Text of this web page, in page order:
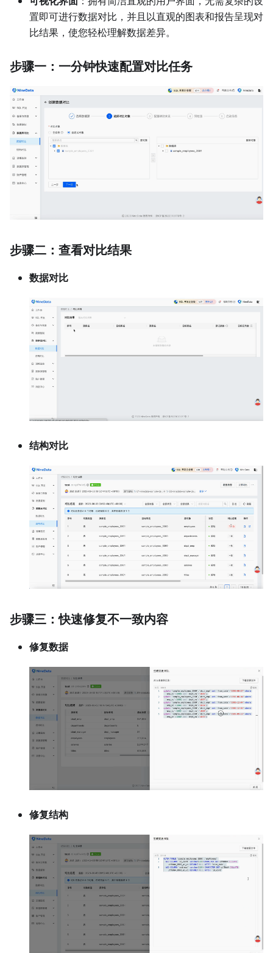
置即可进行数据对比，并且以直观的图表和报告呈现对
比结果，使您轻松理解数据差异。
步骤一：一分钟快速配置对比任务
步骤二：查看对比结果
数据对比
结构对比
步骤三：快速修复不一致内容
修复数据
修复结构